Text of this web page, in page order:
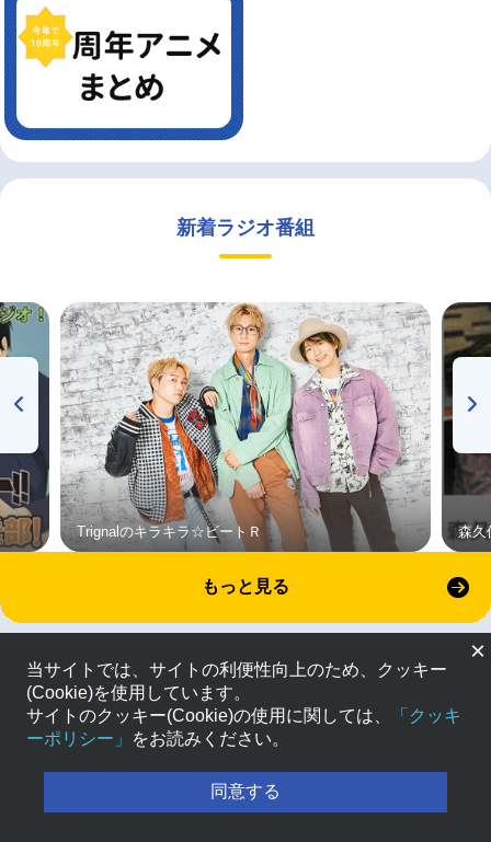
新着ラジオ番組
Trignalのキラキラ☆ビートＲ 森久
もっと見る
×
当サイトでは、サイトの利便性向上のため、クッキー
(Cookie)を使用しています。
サイトのクッキー(Cookie)の使用に関しては、
「クッキ
ーポリシー」
をお読みください。
同意する